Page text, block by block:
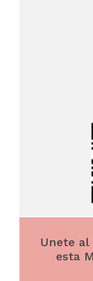
Unete al
esta